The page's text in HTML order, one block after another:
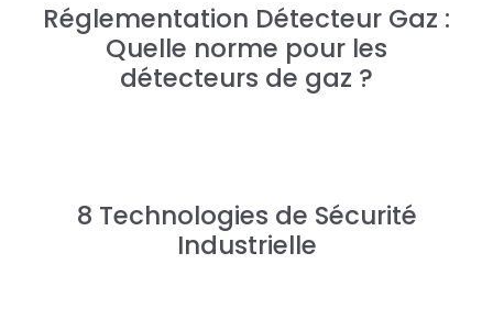
Réglementation Détecteur Gaz :
Quelle norme pour les
détecteurs de gaz ?
8 Technologies de Sécurité
Industrielle